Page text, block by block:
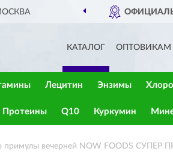
NOW FOODS В РОССИИ
КАТАЛОГ
Лецитин Энзимы
Протеины Q10 Куркумин
примулы вечерней NOW FOODS СУПЕР